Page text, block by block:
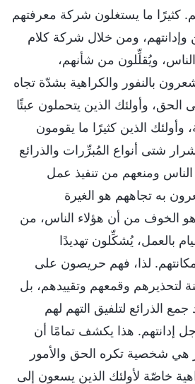
كثيرًا ما يستغلون شركة معرفتهم
وإدانتهم، ومن خلال شركة كلام
ويُقلِّلون من شأنهم،
بالنفور والكراهية بشدّة تجاه
الحق، وأولئك الذين يتحملون عبئًا
الذين كثيرًا ما يقومون
شتى أنواع المُبرِّرات والذرائع
ومنعهم من تنفيذ عمل
به تجاههم هو الغيرة
هو الخوف من أن هؤلاء الناس، من
بالعمل، يُشكِّلون تهديدًا
لذا، فهم حريصون على
لتحذيرهم وقمعهم وتقييدهم، بل
الذرائع لتلفيق التهم لهم
إدانتهم. هذا يكشف تمامًا أن
هي شخصية تكره الحق والأمور
خاصّة لأولئك الذين يسعون إلى